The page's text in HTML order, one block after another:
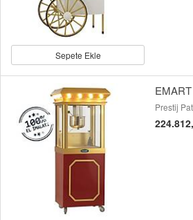
Sepete Ekle
EMART
Prestij